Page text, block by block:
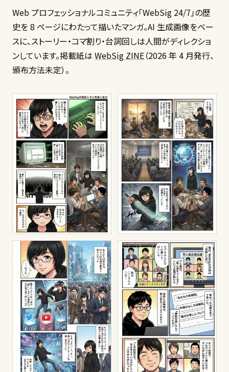
Web プロフェッショナルコミュニティ「WebSig 24/7」の歴
史を 8 ページにわたって描いたマンガ。AI 生成画像をベー
スに、ストーリー・コマ割り・台詞回しは人間がディレクショ
ンしています。掲載紙は WebSig ZINE（2026 年 4 月発行、
頒布方法未定）。